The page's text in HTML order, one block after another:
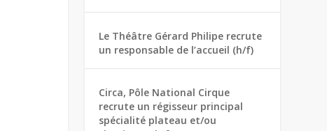
Le Théâtre Gérard Philipe recrute
un responsable de l’accueil (h/f)
Circa, Pôle National Cirque
recrute un régisseur principal
spécialité plateau et/ou